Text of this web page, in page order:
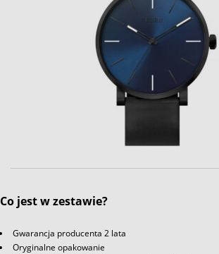
Co jest w zestawie?
Gwarancja producenta 2 lata
Oryginalne opakowanie